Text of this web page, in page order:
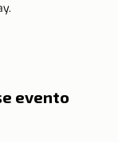
evento